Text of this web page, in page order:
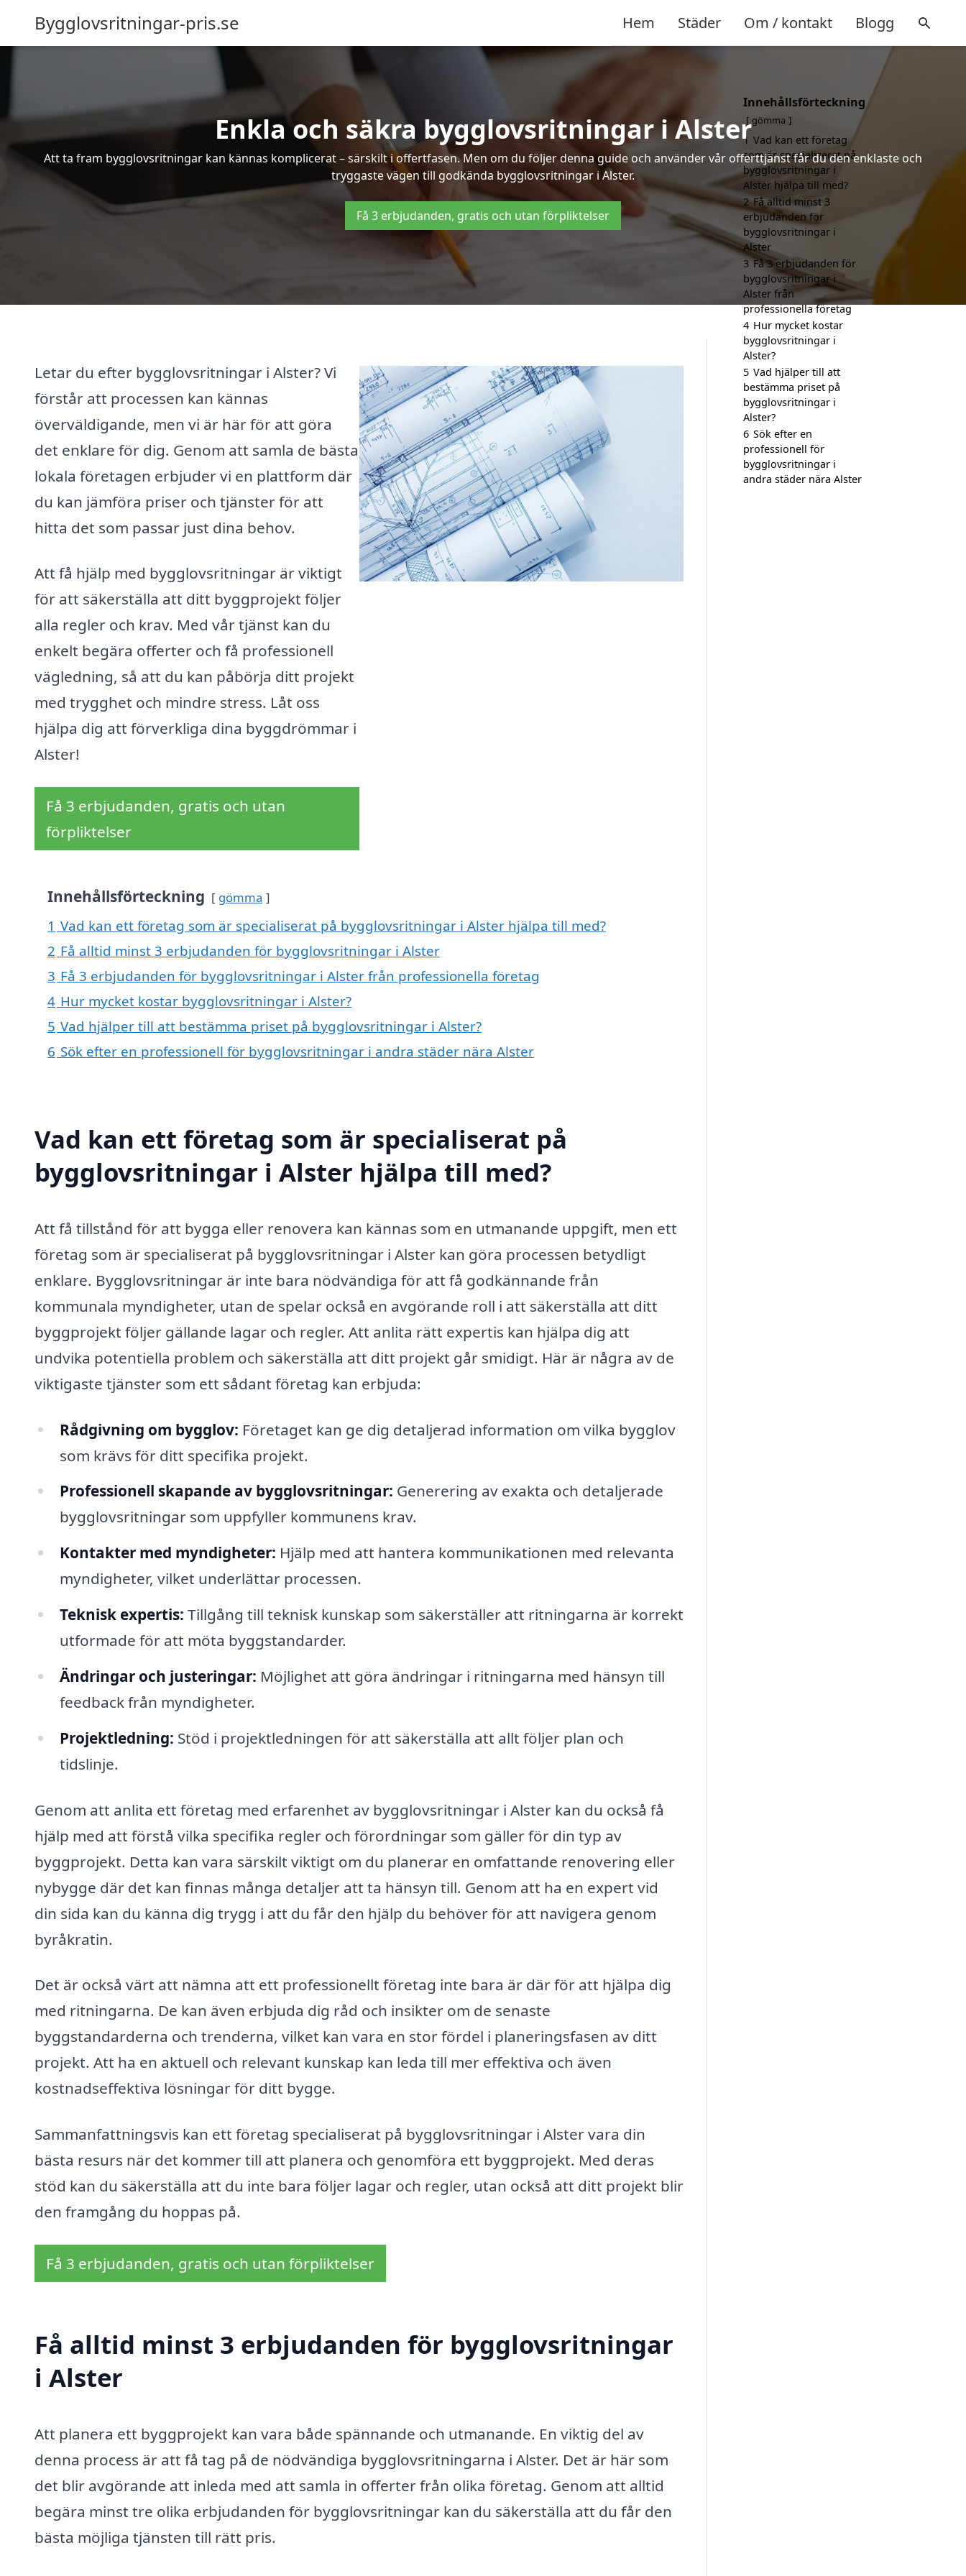
Bygglovsritningar-pris.se Hem Städer Om / kontakt Blogg
Enkla och säkra bygglovsritningar i Alster
Att ta fram bygglovsritningar kan kännas komplicerat – särskilt i offertfasen. Men om du följer denna guide och använder vår offerttjänst får du den enklaste och
tryggaste vägen till godkända bygglovsritningar i Alster.
Få 3 erbjudanden, gratis och utan förpliktelser
Letar du efter bygglovsritningar i Alster? Vi
förstår att processen kan kännas
överväldigande, men vi är här för att göra
det enklare för dig. Genom att samla de bästa
lokala företagen erbjuder vi en plattform där
du kan jämföra priser och tjänster för att
hitta det som passar just dina behov.
Att få hjälp med bygglovsritningar är viktigt
för att säkerställa att ditt byggprojekt följer
alla regler och krav. Med vår tjänst kan du
enkelt begära offerter och få professionell
vägledning, så att du kan påbörja ditt projekt
med trygghet och mindre stress. Låt oss
hjälpa dig att förverkliga dina byggdrömmar i
Alster!
Få 3 erbjudanden, gratis och utan
förpliktelser
Innehållsförteckning gömma
1 Vad kan ett företag som är specialiserat på bygglovsritningar i Alster hjälpa till med?
2 Få alltid minst 3 erbjudanden för bygglovsritningar i Alster
3 Få 3 erbjudanden för bygglovsritningar i Alster från professionella företag
4 Hur mycket kostar bygglovsritningar i Alster?
5 Vad hjälper till att bestämma priset på bygglovsritningar i Alster?
6 Sök efter en professionell för bygglovsritningar i andra städer nära Alster
Vad kan ett företag som är specialiserat på
bygglovsritningar i Alster hjälpa till med?
Att få tillstånd för att bygga eller renovera kan kännas som en utmanande uppgift, men ett
företag som är specialiserat på bygglovsritningar i Alster kan göra processen betydligt
enklare. Bygglovsritningar är inte bara nödvändiga för att få godkännande från
kommunala myndigheter, utan de spelar också en avgörande roll i att säkerställa att ditt
byggprojekt följer gällande lagar och regler. Att anlita rätt expertis kan hjälpa dig att
undvika potentiella problem och säkerställa att ditt projekt går smidigt. Här är några av de
viktigaste tjänster som ett sådant företag kan erbjuda:
Rådgivning om bygglov: Företaget kan ge dig detaljerad information om vilka bygglov
som krävs för ditt specifika projekt.
Professionell skapande av bygglovsritningar: Generering av exakta och detaljerade
bygglovsritningar som uppfyller kommunens krav.
Kontakter med myndigheter: Hjälp med att hantera kommunikationen med relevanta
myndigheter, vilket underlättar processen.
Teknisk expertis: Tillgång till teknisk kunskap som säkerställer att ritningarna är korrekt
utformade för att möta byggstandarder.
Ändringar och justeringar: Möjlighet att göra ändringar i ritningarna med hänsyn till
feedback från myndigheter.
Projektledning: Stöd i projektledningen för att säkerställa att allt följer plan och
tidslinje.
Genom att anlita ett företag med erfarenhet av bygglovsritningar i Alster kan du också få
hjälp med att förstå vilka specifika regler och förordningar som gäller för din typ av
byggprojekt. Detta kan vara särskilt viktigt om du planerar en omfattande renovering eller
nybygge där det kan finnas många detaljer att ta hänsyn till. Genom att ha en expert vid
din sida kan du känna dig trygg i att du får den hjälp du behöver för att navigera genom
byråkratin.
Det är också värt att nämna att ett professionellt företag inte bara är där för att hjälpa dig
med ritningarna. De kan även erbjuda dig råd och insikter om de senaste
byggstandarderna och trenderna, vilket kan vara en stor fördel i planeringsfasen av ditt
projekt. Att ha en aktuell och relevant kunskap kan leda till mer effektiva och även
kostnadseffektiva lösningar för ditt bygge.
Sammanfattningsvis kan ett företag specialiserat på bygglovsritningar i Alster vara din
bästa resurs när det kommer till att planera och genomföra ett byggprojekt. Med deras
stöd kan du säkerställa att du inte bara följer lagar och regler, utan också att ditt projekt blir
den framgång du hoppas på.
Få 3 erbjudanden, gratis och utan förpliktelser
Få alltid minst 3 erbjudanden för bygglovsritningar
i Alster
Att planera ett byggprojekt kan vara både spännande och utmanande. En viktig del av
denna process är att få tag på de nödvändiga bygglovsritningarna i Alster. Det är här som
det blir avgörande att inleda med att samla in offerter från olika företag. Genom att alltid
begära minst tre olika erbjudanden för bygglovsritningar kan du säkerställa att du får den
bästa möjliga tjänsten till rätt pris.
Innehållsförteckning
gömma
1 Vad kan ett företag
som är specialiserat på
bygglovsritningar i
Alster hjälpa till med?
2 Få alltid minst 3
erbjudanden för
bygglovsritningar i
Alster
3 Få 3 erbjudanden för
bygglovsritningar i
Alster från
professionella företag
4 Hur mycket kostar
bygglovsritningar i
Alster?
5 Vad hjälper till att
bestämma priset på
bygglovsritningar i
Alster?
6 Sök efter en
professionell för
bygglovsritningar i
andra städer nära Alster